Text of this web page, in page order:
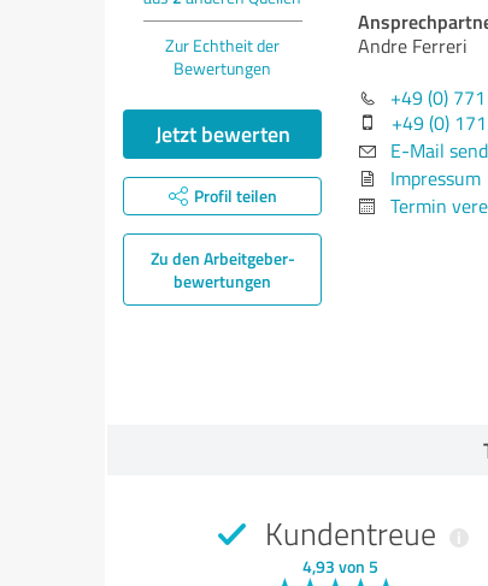
Zur Echtheit der
Bewertungen
Jetzt bewerten
Profil teilen
Zu den Arbeitgeber­
bewertungen
Andre Ferreri
+49 (0)
+49 (0)
E-Mail
Impressum
Termin
Kundentreue
4,93 von 5